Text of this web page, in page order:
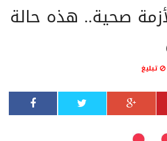
صحية.. هذه حالة
تبليغ